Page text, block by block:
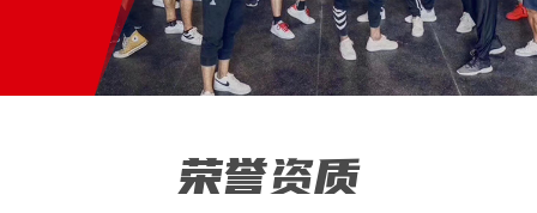
荣誉资质